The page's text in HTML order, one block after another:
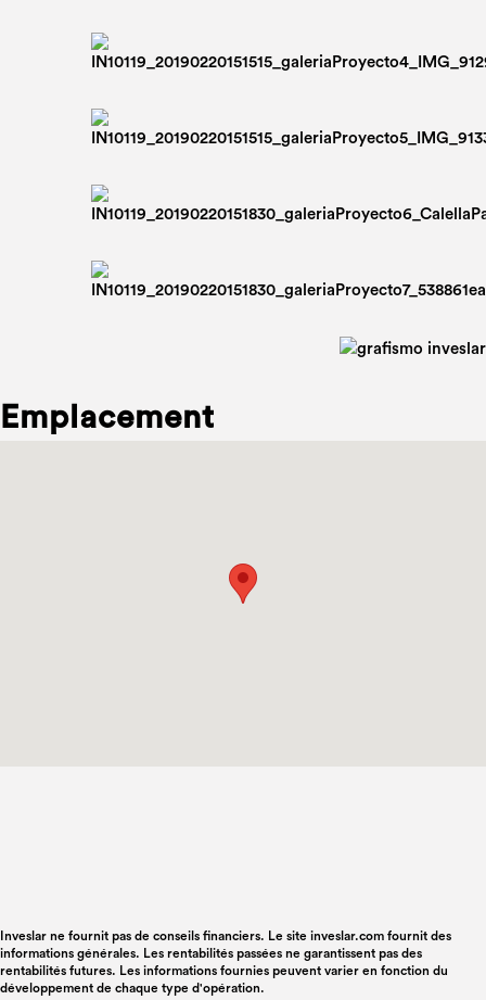
Emplacement
Inveslar ne fournit pas de conseils financiers. Le site inveslar.com fournit des
informations générales. Les rentabilités passées ne garantissent pas des
rentabilités futures. Les informations fournies peuvent varier en fonction du
développement de chaque type d'opération.